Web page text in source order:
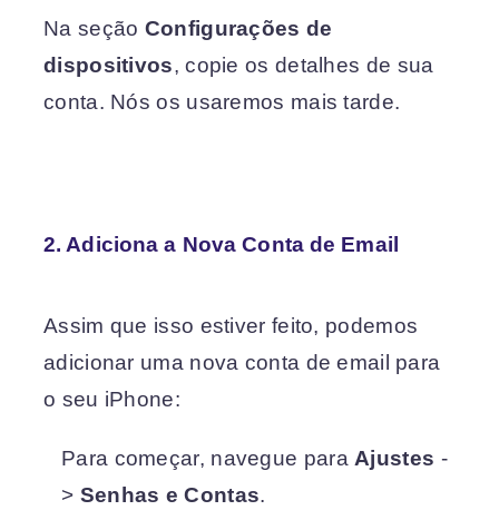
Na seção Configurações de
dispositivos, copie os detalhes de sua
conta. Nós os usaremos mais tarde.
2. Adiciona a Nova Conta de Email
Assim que isso estiver feito, podemos
adicionar uma nova conta de email para
o seu iPhone:
Para começar, navegue paraAjustes -
> Senhas e Contas.